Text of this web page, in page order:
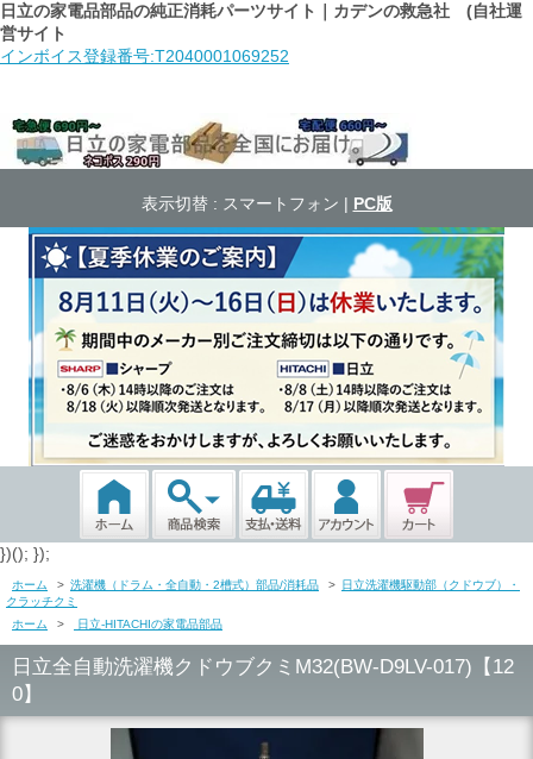
日立の家電品部品の純正消耗パーツサイト｜カデンの救急社 (自社運
営サイト
インボイス登録番号:T2040001069252
表示切替 : スマートフォン | PC版
})(); });
ホーム > 洗濯機（ドラム・全自動・2槽式）部品/消耗品 > 日立洗濯機駆動部（クドウブ）・
クラッチクミ
ホーム
> 日立-HITACHIの家電品部品
日立全自動洗濯機クドウブクミM32(BW-D9LV-017)【12
0】